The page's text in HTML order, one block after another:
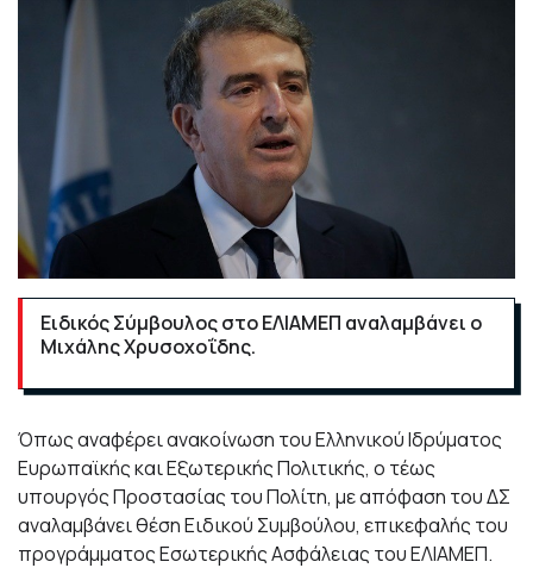
Ειδικός Σύμβουλος στο ΕΛΙΑΜΕΠ αναλαμβάνει ο
Μιχάλης Χρυσοχοΐδης.
Όπως αναφέρει ανακοίνωση του Ελληνικού Ιδρύματος
Ευρωπαϊκής και Εξωτερικής Πολιτικής, ο τέως
υπουργός Προστασίας του Πολίτη, με απόφαση του ΔΣ
αναλαμβάνει θέση Ειδικού Συμβούλου, επικεφαλής του
προγράμματος Εσωτερικής Ασφάλειας του ΕΛΙΑΜΕΠ.